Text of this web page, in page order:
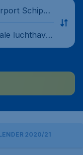
Schipho
luchthave
Staten
2020/21